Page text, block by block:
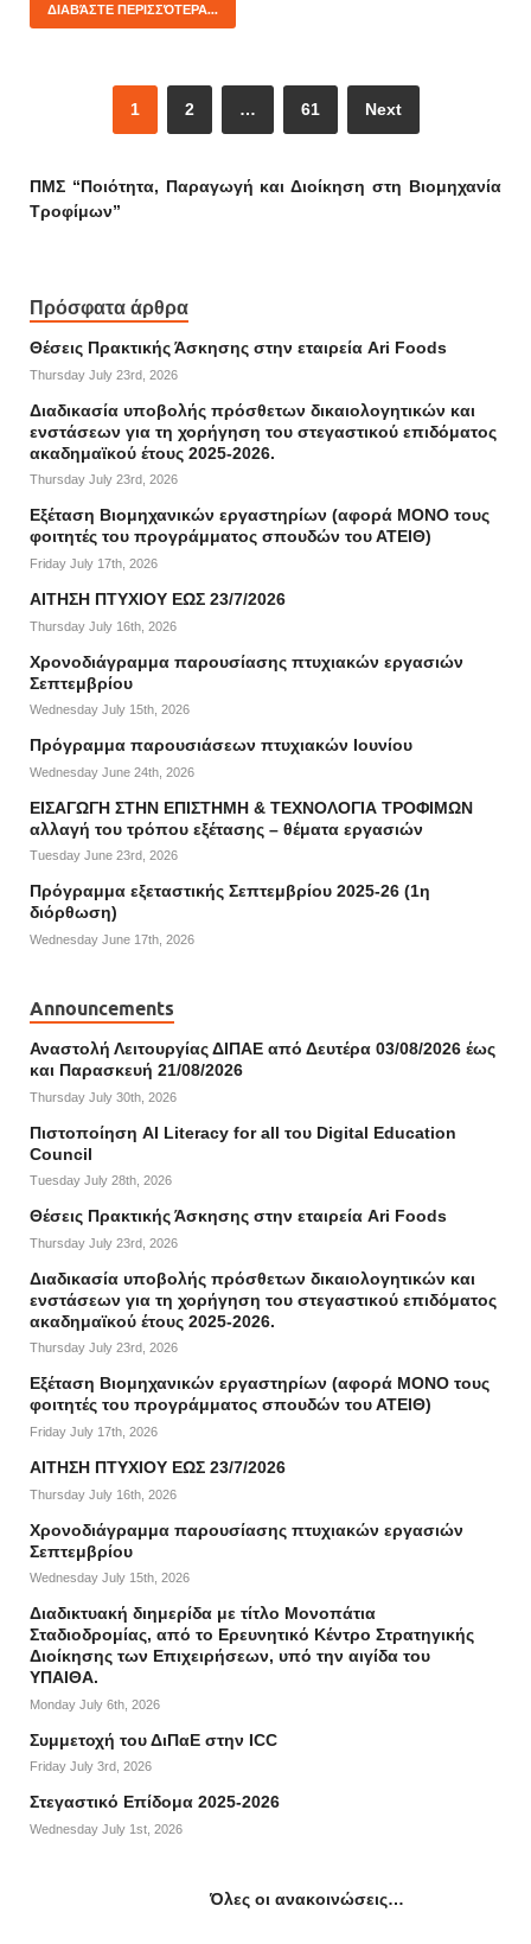
ΔΙΑΒΆΣΤΕ ΠΕΡΙΣΣΌΤΕΡΑ...
1 2 … 61 Next
ΠΜΣ “Ποιότητα, Παραγωγή και Διοίκηση στη Βιομηχανία
Τροφίμων”
Πρόσφατα άρθρα
Θέσεις Πρακτικής Άσκησης στην εταιρεία Ari Foods
Thursday July 23rd, 2026
Διαδικασία υποβολής πρόσθετων δικαιολογητικών και
ενστάσεων για τη χορήγηση του στεγαστικού επιδόματος
ακαδημαϊκού έτους 2025-2026.
Thursday July 23rd, 2026
Εξέταση Βιομηχανικών εργαστηρίων (αφορά ΜΟΝΟ τους
φοιτητές του προγράμματος σπουδών του ΑΤΕΙΘ)
Friday July 17th, 2026
ΑΙΤΗΣΗ ΠΤΥΧΙΟΥ ΕΩΣ 23/7/2026
Thursday July 16th, 2026
Χρονοδιάγραμμα παρουσίασης πτυχιακών εργασιών
Σεπτεμβρίου
Wednesday July 15th, 2026
Πρόγραμμα παρουσιάσεων πτυχιακών Ιουνίου
Wednesday June 24th, 2026
ΕΙΣΑΓΩΓΗ ΣΤΗΝ ΕΠΙΣΤΗΜΗ & ΤΕΧΝΟΛΟΓΙΑ ΤΡΟΦΙΜΩΝ
αλλαγή του τρόπου εξέτασης – θέματα εργασιών
Tuesday June 23rd, 2026
Πρόγραμμα εξεταστικής Σεπτεμβρίου 2025-26 (1η
διόρθωση)
Wednesday June 17th, 2026
Announcements
Αναστολή Λειτουργίας ΔΙΠΑΕ από Δευτέρα 03/08/2026 έως
και Παρασκευή 21/08/2026
Thursday July 30th, 2026
Πιστοποίηση AI Literacy for all του Digital Education
Council
Tuesday July 28th, 2026
Θέσεις Πρακτικής Άσκησης στην εταιρεία Ari Foods
Thursday July 23rd, 2026
Διαδικασία υποβολής πρόσθετων δικαιολογητικών και
ενστάσεων για τη χορήγηση του στεγαστικού επιδόματος
ακαδημαϊκού έτους 2025-2026.
Thursday July 23rd, 2026
Εξέταση Βιομηχανικών εργαστηρίων (αφορά ΜΟΝΟ τους
φοιτητές του προγράμματος σπουδών του ΑΤΕΙΘ)
Friday July 17th, 2026
ΑΙΤΗΣΗ ΠΤΥΧΙΟΥ ΕΩΣ 23/7/2026
Thursday July 16th, 2026
Χρονοδιάγραμμα παρουσίασης πτυχιακών εργασιών
Σεπτεμβρίου
Wednesday July 15th, 2026
Διαδικτυακή διημερίδα με τίτλο Μονοπάτια
Σταδιοδρομίας, από το Ερευνητικό Κέντρο Στρατηγικής
Διοίκησης των Επιχειρήσεων, υπό την αιγίδα του
ΥΠΑΙΘΑ.
Monday July 6th, 2026
Συμμετοχή του ΔιΠαΕ στην ICC
Friday July 3rd, 2026
Στεγαστικό Επίδομα 2025-2026
Wednesday July 1st, 2026
Όλες οι ανακοινώσεις…